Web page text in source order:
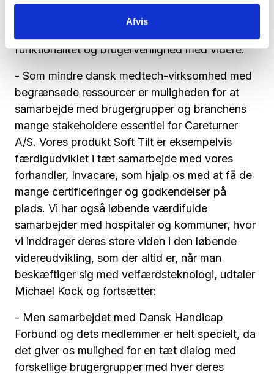
Afvis
Kock, til vigtig viden for Careturner, som kan
funktionalitet og brugervenlighed med videre.
- Som mindre dansk medtech-virksomhed med
begrænsede ressourcer er muligheden for at
samarbejde med brugergrupper og branchens
mange stakeholdere essentiel for Careturner
A/S. Vores produkt Soft Tilt er eksempelvis
færdigudviklet i tæt samarbejde med vores
forhandler, Invacare, som hjalp os med at få de
mange certificeringer og godkendelser på
plads. Vi har også løbende værdifulde
samarbejder med hospitaler og kommuner, hvor
vi inddrager deres store viden i den løbende
videreudvikling, som der altid er, når man
beskæftiger sig med velfærdsteknologi, udtaler
Michael Kock og fortsætter:
- Men samarbejdet med Dansk Handicap
Forbund og dets medlemmer er helt specielt, da
det giver os mulighed for en tæt dialog med
forskellige brugergrupper med hver deres